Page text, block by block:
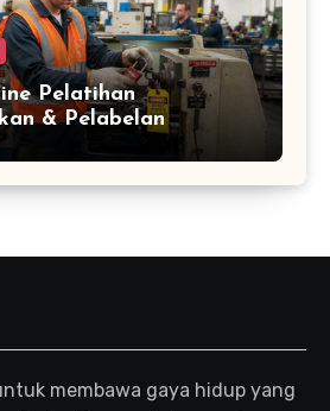
Pelatihan
& Pelabelan
membawa gaya hidup yang